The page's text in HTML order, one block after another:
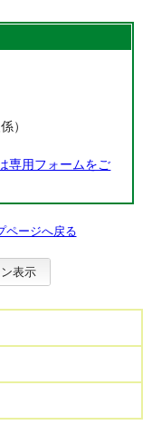
）
専用フォームをご
ページへ戻る
表示